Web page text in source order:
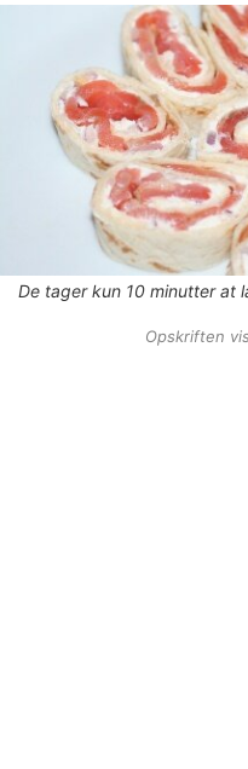
De tager kun 10 minutter at
Opskriften